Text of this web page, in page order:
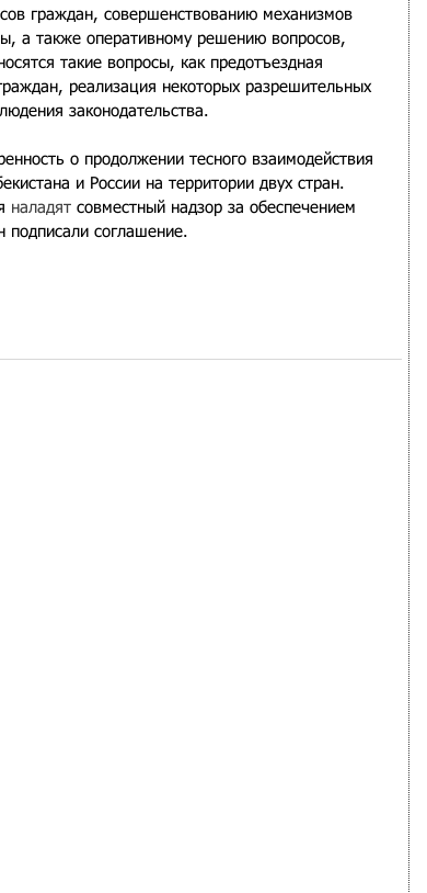
граждан, совершенствованию механизмов
а также оперативному решению вопросов,
такие вопросы, как предотъездная
реализация некоторых разрешительных
законодательства.
о продолжении тесного взаимодействия
и России на территории двух стран.
наладят совместный надзор за обеспечением
подписали соглашение.